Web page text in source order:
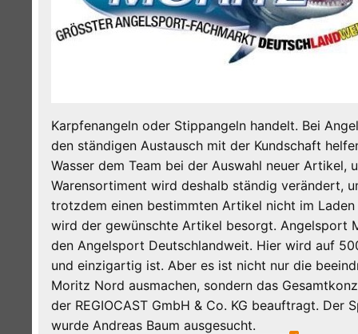
Karpfenangeln oder Stippangeln handelt. Bei
den ständigen Austausch mit der Kundschaft
Wasser dem Team bei der Auswahl neuer
Warensortiment wird deshalb ständig verändert,
trotzdem einen bestimmten Artikel nicht im
wird der gewünschte Artikel besorgt. Angelsport
den Angelsport Deutschlandweit. Hier wird auf
und einzigartig ist. Aber es ist nicht nur die
Moritz Nord ausmachen, sondern das
der REGIOCAST GmbH & Co. KG beauftragt.
wurde Andreas Baum ausgesucht.